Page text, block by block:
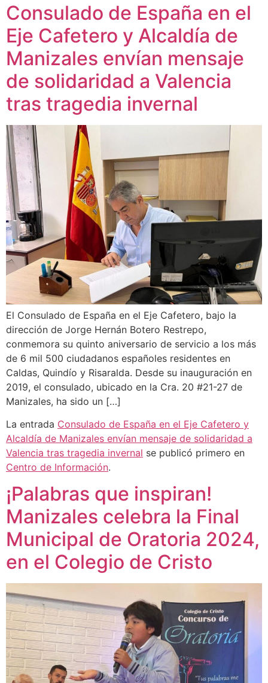
Consulado de España en el
Eje Cafetero y Alcaldía de
Manizales envían mensaje
de solidaridad a Valencia
tras tragedia invernal
El Consulado de España en el Eje Cafetero, bajo la
dirección de Jorge Hernán Botero Restrepo,
conmemora su quinto aniversario de servicio a los más
de 6 mil 500 ciudadanos españoles residentes en
Caldas, Quindío y Risaralda. Desde su inauguración en
2019, el consulado, ubicado en la Cra. 20 #21-27 de
Manizales, ha sido un […]
La entrada Consulado de España en el Eje Cafetero y
Alcaldía de Manizales envían mensaje de solidaridad a
Valencia tras tragedia invernal se publicó primero en
Centro de Información.
¡Palabras que inspiran!
Manizales celebra la Final
Municipal de Oratoria 2024,
en el Colegio de Cristo